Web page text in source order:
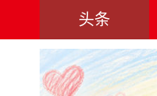
头条